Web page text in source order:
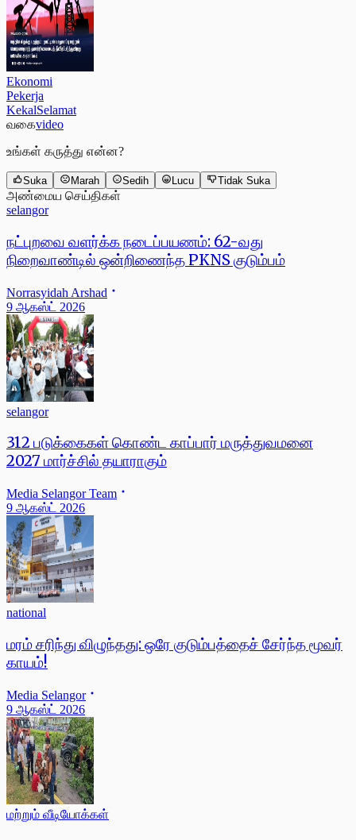
Ekonomi
Pekerja
KekalSelamat
வகைvideo
உங்கள் கருத்து என்ன?
Suka Marah Sedih Lucu Tidak Suka
அண்மைய செய்திகள்
selangor
நட்புறவை வளர்க்க நடைப்பயணம்: 62-வது
நிறைவாண்டில் ஒன்றிணைந்த PKNS குடும்பம்
Norrasyidah Arshad
9 ஆகஸ்ட் 2026
selangor
312 படுக்கைகள் கொண்ட காப்பார் மருத்துவமனை
2027 மார்ச்சில் தயாராகும்
Media Selangor Team
9 ஆகஸ்ட் 2026
national
மரம் சரிந்து விழுந்தது: ஒரே குடும்பத்தைச் சேர்ந்த மூவர்
காயம்!
Media Selangor
9 ஆகஸ்ட் 2026
மற்றும் வீடியோக்கள்